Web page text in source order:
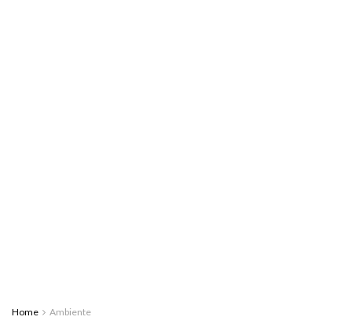
Home Ambiente